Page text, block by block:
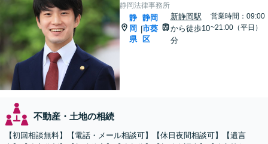
静岡法律事務所
静
岡
県
|
静岡
市葵
区
新静岡駅
から徒歩10
分
営業時間：09:00
~21:00（平日）
不動産・土地の相続
【初回相談無料】【電話・メール相談可】【休日夜間相談可】【遺言